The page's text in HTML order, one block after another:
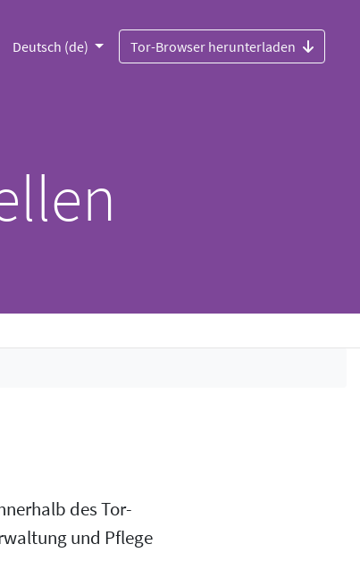
Deutsch (de) Tor-Browser herunterladen
des Tor-
und Pflege